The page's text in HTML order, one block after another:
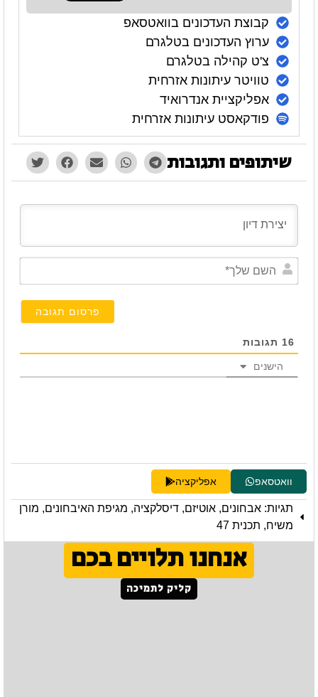
קבוצת העדכונים בוואטסאפ
ערוץ העדכונים בטלגרם
צ'ט קהילה בטלגרם
טוויטר עיתונות אזרחית
אפליקציית אנדרואיד
פודקאסט עיתונות אזרחית
שיתופים ותגובות
16 תגובות
הישנים
וואטסאפ אפליקציה
תגיות: אבחונים, אוטיזם, דיסלקציה, מגיפת האיבחונים, מורן
משיח, תכנית 47
אנחנו תלויים בכם
קליק לתמיכה